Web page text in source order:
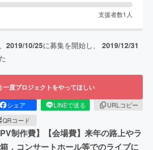
支援者数1 人
2019/10/25に募集を開始し、 2019/12/31
一度プロジェクトをやってほしい
シェア LINEで送る
URLコピー
QRコード
制作費】【会場費】来年の路上やラ
，コンサートホール等でのライブに